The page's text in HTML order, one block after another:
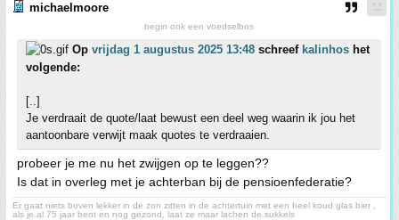
michaelmoore
begin ook een voedselbos
Op vrijdag 1 augustus 2025 13:48 schreef kalinhos het
volgende:
[..]
Je verdraait de quote/laat bewust een deel weg waarin ik jou het
aantoonbare verwijt maak quotes te verdraaien.
probeer je me nu het zwijgen op te leggen??
Is dat in overleg met je achterban bij de pensioenfederatie?
Er gaat niets boven lekker in de zon zitten in de achtertuin met een heel koud glas bier ,
als je al 75 jaar bent en nog gezond, laat ze maar lachen de sukkels